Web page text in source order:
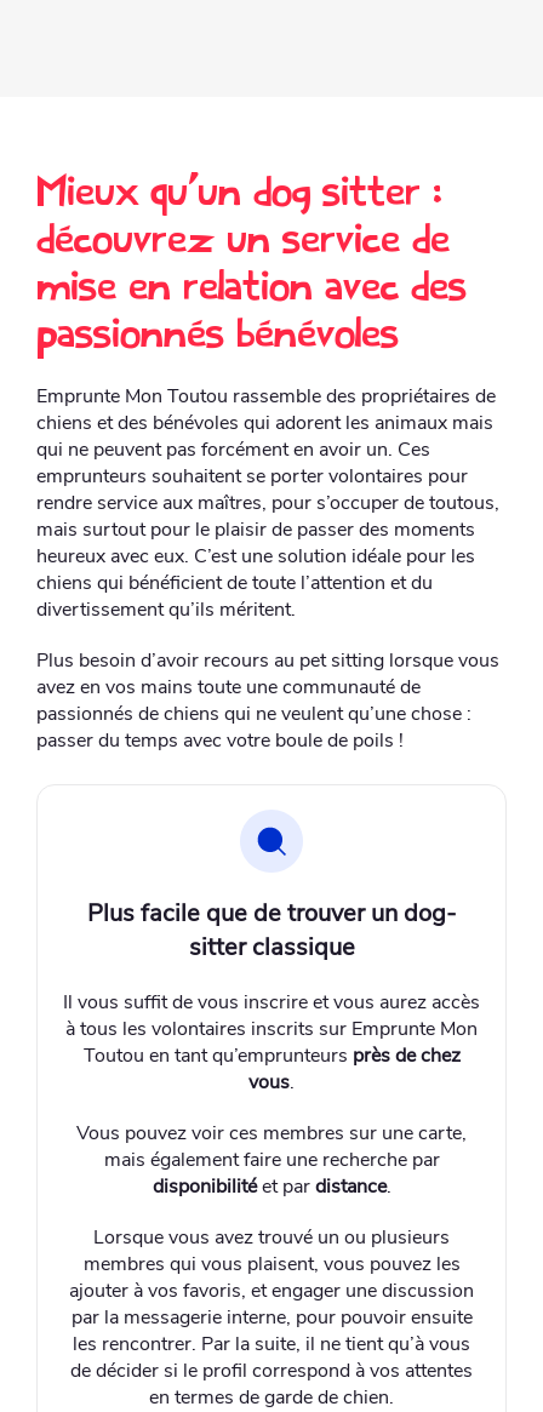
Mieux qu’un dog sitter :
découvrez un service de
mise en relation avec des
passionnés bénévoles
Emprunte Mon Toutou rassemble des propriétaires de
chiens et des bénévoles qui adorent les animaux mais
qui ne peuvent pas forcément en avoir un. Ces
emprunteurs souhaitent se porter volontaires pour
rendre service aux maîtres, pour s’occuper de toutous,
mais surtout pour le plaisir de passer des moments
heureux avec eux. C’est une solution idéale pour les
chiens qui bénéficient de toute l’attention et du
divertissement qu’ils méritent.
Plus besoin d’avoir recours au pet sitting lorsque vous
avez en vos mains toute une communauté de
passionnés de chiens qui ne veulent qu’une chose :
passer du temps avec votre boule de poils !
Plus facile que de trouver un dog-
sitter classique
Il vous suffit de vous inscrire et vous aurez accès
à tous les volontaires inscrits sur Emprunte Mon
Toutou en tant qu’emprunteurs près de chez
vous.
Vous pouvez voir ces membres sur une carte,
mais également faire une recherche par
disponibilitéet pardistance.
Lorsque vous avez trouvé un ou plusieurs
membres qui vous plaisent, vous pouvez les
ajouter à vos favoris, et engager une discussion
par la messagerie interne, pour pouvoir ensuite
les rencontrer. Par la suite, il ne tient qu’à vous
de décider si le profil correspond à vos attentes
en termes de garde de chien.